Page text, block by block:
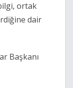
ortak
dair
Başkanı